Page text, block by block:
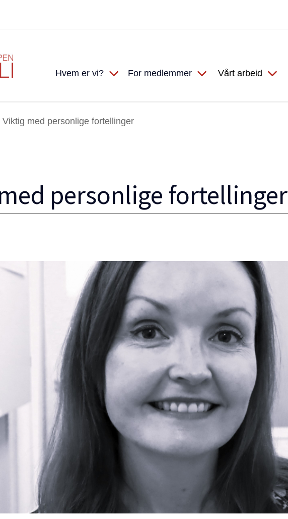
Hvem er vi? For medlemmer Vårt arbeid
Viktig med personlige fortellinger
personlige fortellinger